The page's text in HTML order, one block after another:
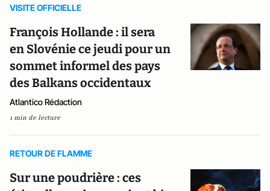
VISITE OFFICIELLE
François Hollande : il sera
en Slovénie ce jeudi pour un
sommet informel des pays
des Balkans occidentaux
Atlantico Rédaction
1 min de lecture
RETOUR DE FLAMME
Sur une poudrière : ces